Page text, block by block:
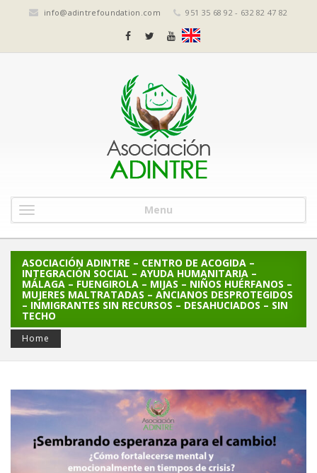
info@adintrefoundation.com 951 35 68 92 - 632 82 47 82
Menu
ASOCIACIÓN ADINTRE – CENTRO DE ACOGIDA –
INTEGRACIÓN SOCIAL – AYUDA HUMANITARIA –
MÁLAGA – FUENGIROLA – MIJAS – NIÑOS HUÉRFANOS –
MUJERES MALTRATADAS – ANCIANOS DESPROTEGIDOS
– INMIGRANTES SIN RECURSOS – DESAHUCIADOS – SIN
TECHO
Home